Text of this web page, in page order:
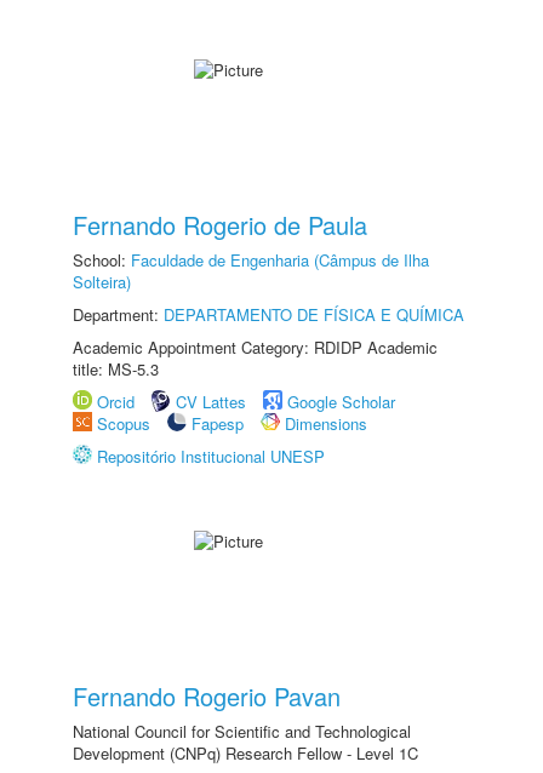
Fernando Rogerio de Paula
School: Faculdade de Engenharia (Câmpus de Ilha
Solteira)
Department: DEPARTAMENTO DE FÍSICA E QUÍMICA
Academic Appointment Category: RDIDP Academic
title: MS-5.3
Orcid
CV Lattes
Google Scholar
Scopus
Fapesp
Dimensions
Repositório Institucional UNESP
Fernando Rogerio Pavan
National Council for Scientific and Technological
Development (CNPq) Research Fellow - Level 1C